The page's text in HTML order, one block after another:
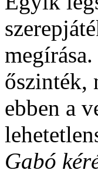
őszinték,
ebben a
Gabó